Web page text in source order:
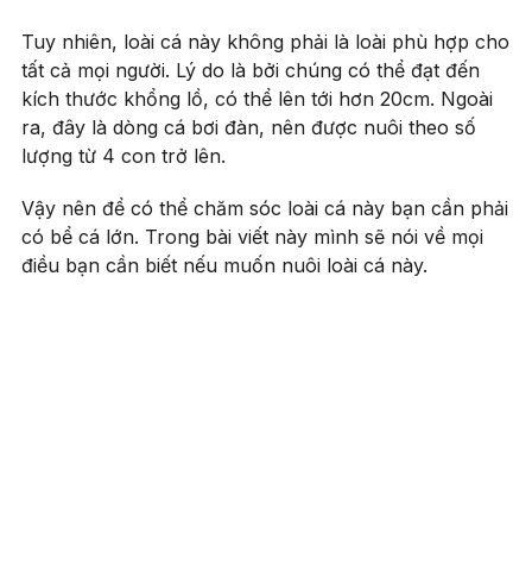
Tuy nhiên, loài cá này không phải là loài phù hợp cho
tất cả mọi người. Lý do là bởi chúng có thể đạt đến
kích thước khổng lồ, có thể lên tới hơn 20cm. Ngoài
ra, đây là dòng cá bơi đàn, nên được nuôi theo số
lượng từ 4 con trở lên.
Vậy nên để có thể chăm sóc loài cá này bạn cần phải
có bể cá lớn. Trong bài viết này mình sẽ nói về mọi
điều bạn cần biết nếu muốn nuôi loài cá này.